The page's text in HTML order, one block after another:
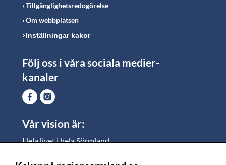
Tillgänglighetsredogörelse
Om webbplatsen
Inställningar kakor
Följ oss i våra sociala medier-
kanaler
Vår vision är:
Hela livet i hela Sörmland.
vi vill skapa jämlika möjligheter för både